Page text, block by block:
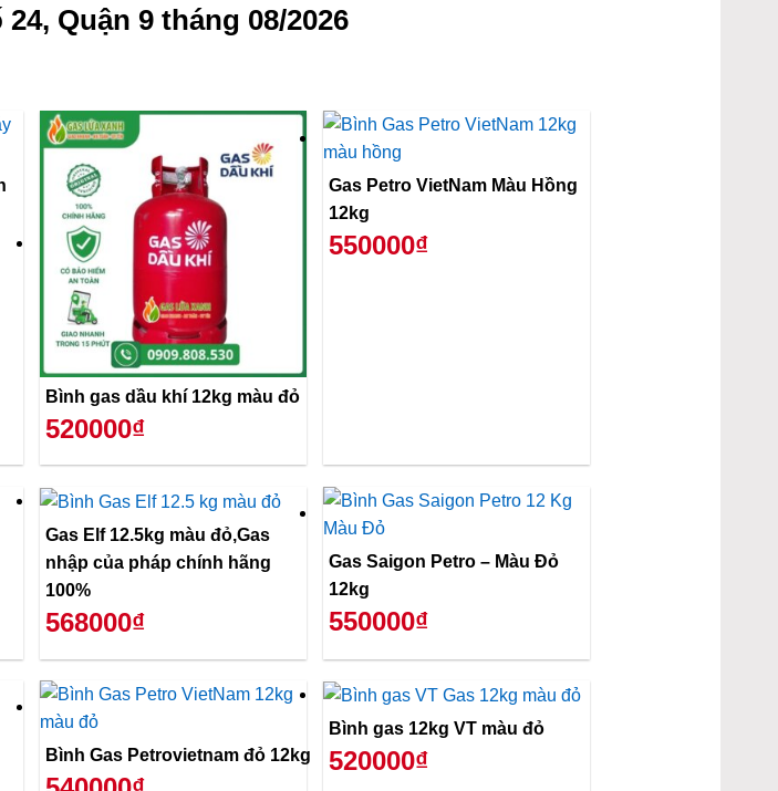
Quận 9 tháng 08/2026
Bình gas dầu khí 12kg màu đỏ
520000₫
Gas Petro VietNam Màu Hồng
12kg
550000₫
Gas Elf 12.5kg màu đỏ,Gas
nhập của pháp chính hãng
100%
568000₫
Gas Saigon Petro – Màu Đỏ
12kg
550000₫
Bình Gas Petrovietnam đỏ 12kg
Bình gas 12kg VT màu đỏ
520000₫